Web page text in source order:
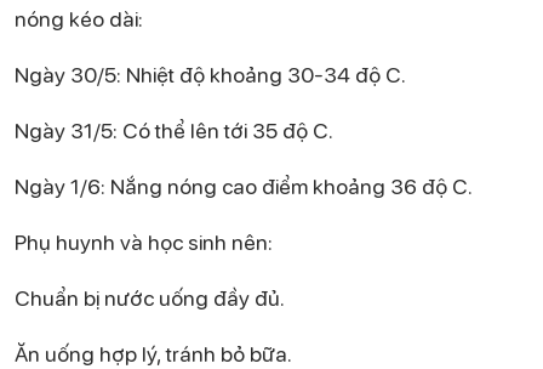
nóng kéo dài:
Ngày 30/5: Nhiệt độ khoảng 30-34 độ C.
Ngày 31/5: Có thể lên tới 35 độ C.
Ngày 1/6: Nắng nóng cao điểm khoảng 36 độ C.
Phụ huynh và học sinh nên:
Chuẩn bị nước uống đầy đủ.
Ăn uống hợp lý, tránh bỏ bữa.